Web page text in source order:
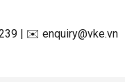
| ✉️ enquiry@vke.vn